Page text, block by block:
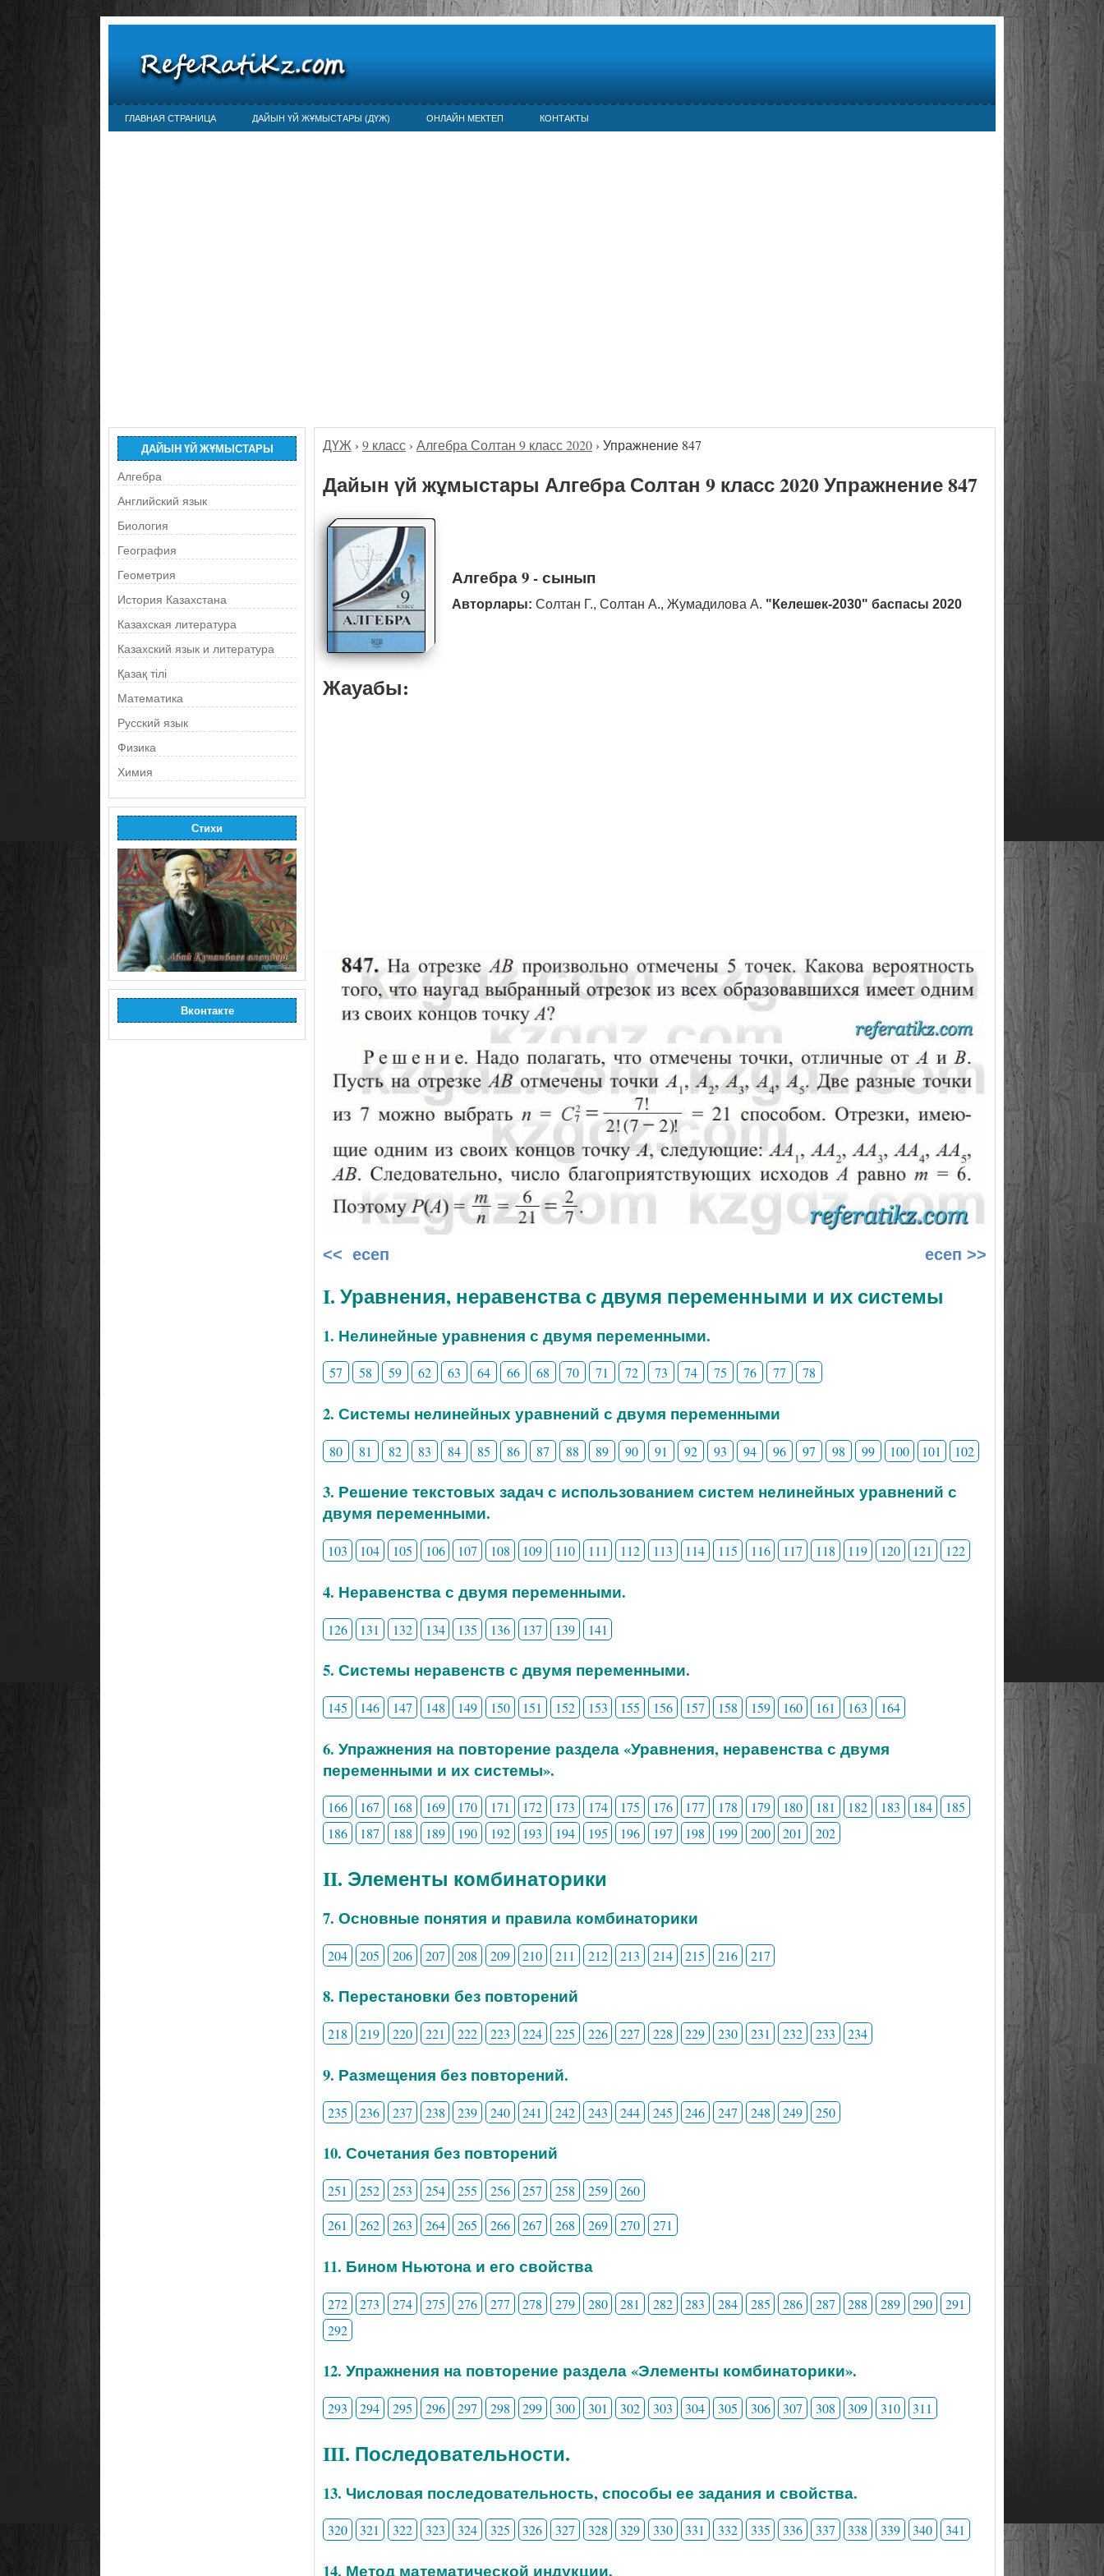
ГЛАВНАЯ СТРАНИЦА ДАЙЫН ҮЙ ЖҰМЫСТАРЫ (ДҮЖ) ОНЛАЙН МЕКТЕП КОНТАКТЫ
ДАЙЫН ҮЙ ЖҰМЫСТАРЫ
Алгебра
Английский язык
Биология
География
Геометрия
История Казахстана
Казахская литература
Казахский язык и литература
Қазақ тілі
Математика
Русский язык
Физика
Химия
Стихи
Вконтакте
ДҮЖ › 9 класс › Алгебра Солтан 9 класс 2020 › Упражнение 847
Дайын үй жұмыстары Алгебра Солтан 9 класс 2020 Упражнение 847
Алгебра 9 - сынып
Авторлары: Солтан Г., Солтан А., Жумадилова А. "Келешек-2030" баспасы 2020
Жауабы:
<< есеп есеп >>
I. Уравнения, неравенства с двумя переменными и их системы
1. Нелинейные уравнения с двумя переменными.
57 58 59 62 63 64 66 68 70 71 72 73 74 75 76 77 78
2. Системы нелинейных уравнений с двумя переменными
80 81 82 83 84 85 86 87 88 89 90 91 92 93 94 96 97 98 99 100 101 102
3. Решение текстовых задач с использованием систем нелинейных уравнений с
двумя переменными.
103 104 105 106 107 108 109 110 111 112 113 114 115 116 117 118 119 120 121 122
4. Неравенства с двумя переменными.
126 131 132 134 135 136 137 139 141
5. Системы неравенств с двумя переменными.
145 146 147 148 149 150 151 152 153 155 156 157 158 159 160 161 163 164
6. Упражнения на повторение раздела «Уравнения, неравенства с двумя
переменными и их системы».
166 167 168 169 170 171 172 173 174 175 176 177 178 179 180 181 182 183 184
185
186
187 188 189 190 192 193 194 195 196 197 198 199 200 201 202
II. Элементы комбинаторики
7. Основные понятия и правила комбинаторики
204 205 206 207 208 209 210 211 212 213 214 215 216 217
8. Перестановки без повторений
218 219 220 221 222 223 224 225 226 227 228 229 230 231 232 233 234
9. Размещения без повторений.
235 236 237 238 239 240 241 242 243 244 245 246 247 248 249 250
10. Сочетания без повторений
251 252 253 254 255 256 257 258 259
260
261
262 263 264 265 266 267 268 269 270 271
11. Бином Ньютона и его свойства
272 273 274 275 276 277 278 279 280 281 282 283 284 285 286 287 288 289 290
291
292
12. Упражнения на повторение раздела «Элементы комбинаторики».
293 294 295 296 297 298 299 300 301 302 303 304 305 306 307 308 309 310 311
III. Последовательности.
13. Числовая последовательность, способы ее задания и свойства.
320 321 322 323 324 325 326 327 328 329 330 331 332 335 336 337 338 339 340 341
14. Метод математической индукции.